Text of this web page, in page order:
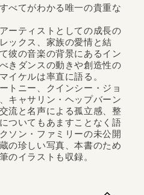
べてがわかる唯一の貴重な
ーティストとしての成長の
ックス、家族の愛情と結
の音楽の背景にあるイン
きダンスの動きや創造性の
イケルは率直に語る。
トニー、クインシー・ジョ
キャサリン・ヘップバーン
流と名声による孤立感、整
ついてもあますことなく語
ソン・ファミリーの未公開
の珍しい写真、本書のため
のイラストも収録。